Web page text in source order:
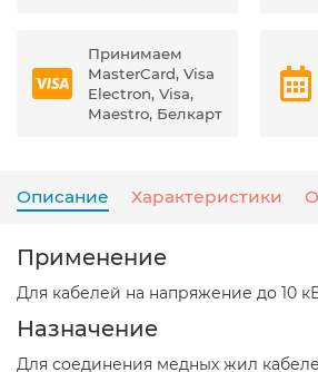
Принимаем
MasterCard, Visa
Electron, Visa,
Maestro, Белкарт
Описание Характеристики
Применение
Для кабелей на напряжение до 10
Назначение
Для соединения медных жил